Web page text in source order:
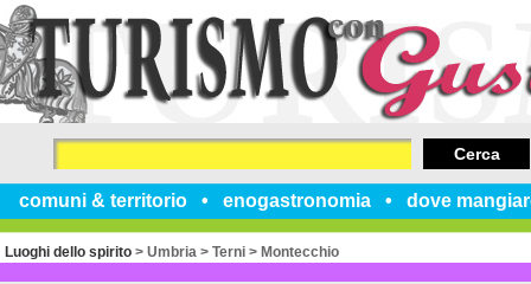
comuni & territorio enogastronomia dove
Cerca
Luoghi dello spirito > Umbria > Terni > Montecchio